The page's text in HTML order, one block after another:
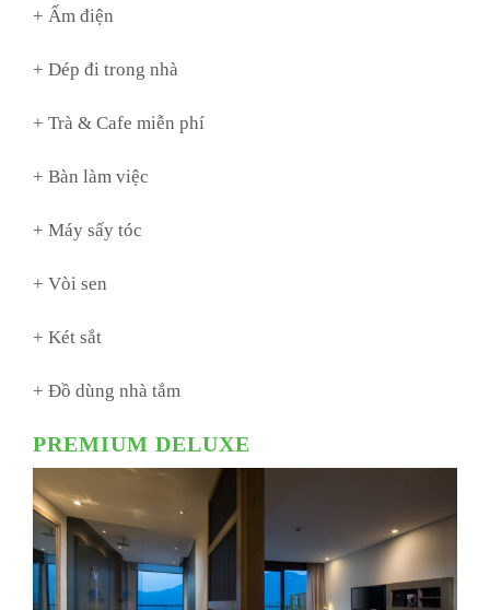
+ Ấm điện
+ Dép đi trong nhà
+ Trà & Cafe miễn phí
+ Bàn làm việc
+ Máy sấy tóc
+ Vòi sen
+ Két sắt
+ Đồ dùng nhà tắm
PREMIUM DELUXE